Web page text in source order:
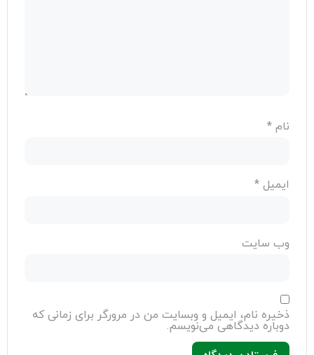
نام *
ایمیل *
وب‌ سایت
ذخیره نام، ایمیل و وبسایت من در مرورگر برای زمانی که
دوباره دیدگاهی می‌نویسم.